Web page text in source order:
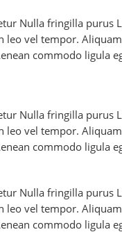
Nulla fringilla purus
leo vel tempor.
commodo ligula
Nulla fringilla purus
leo vel tempor.
commodo ligula
Nulla fringilla purus
leo vel tempor.
commodo ligula